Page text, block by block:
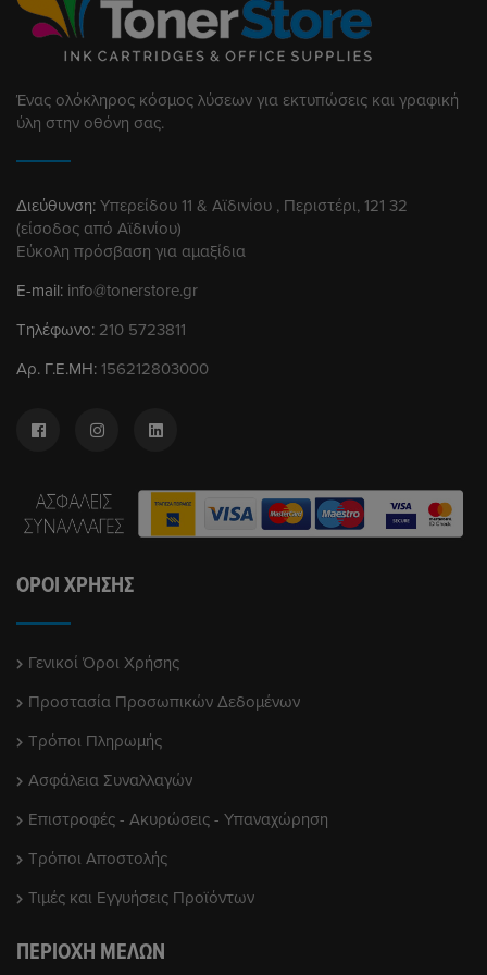
Ένας ολόκληρος κόσμος λύσεων για εκτυπώσεις και γραφική
ύλη στην οθόνη σας.
Διεύθυνση: Υπερείδου 11 & Αϊδινίου , Περιστέρι, 121 32
(είσοδος από Αϊδινίου)
Εύκολη πρόσβαση για αμαξίδια
E-mail: info@tonerstore.gr
Τηλέφωνο: 210 5723811
Αρ. Γ.Ε.ΜΗ: 156212803000
ΌΡΟΙ ΧΡΉΣΗΣ
Γενικοί Όροι Χρήσης
Προστασία Προσωπικών Δεδομένων
Τρόποι Πληρωμής
Ασφάλεια Συναλλαγών
Επιστροφές - Ακυρώσεις - Υπαναχώρηση
Τρόποι Αποστολής
Τιμές και Εγγυήσεις Προϊόντων
ΠΕΡΙΟΧΉ ΜΕΛΏΝ